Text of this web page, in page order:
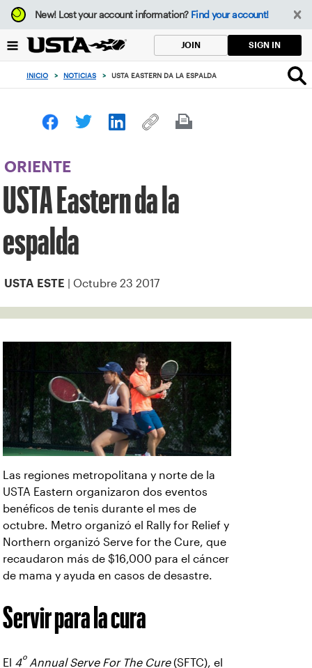
Enfoque
desde
botón
volver
principio
New!Lost your account information? Find your account!
JOIN SIGN IN
INICIO > NOTICIAS > USTA EASTERN DA LA ESPALDA
ORIENTE
USTA Eastern da la
espalda
USTA ESTE | Octubre 23 2017
Las regiones metropolitana y norte de la
USTA Eastern organizaron dos eventos
benéficos de tenis durante el mes de
octubre. Metro organizó el Rally for Relief y
Northern organizó Serve for the Cure, que
recaudaron más de $16,000 para el cáncer
de mama y ayuda en casos de desastre.
Servir para la cura
El 4ºAnnual Serve For The Cure(SFTC), el